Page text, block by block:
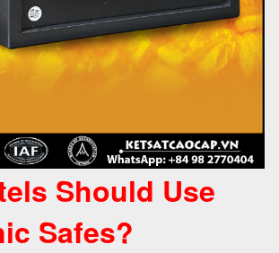
Should Use
Safes?